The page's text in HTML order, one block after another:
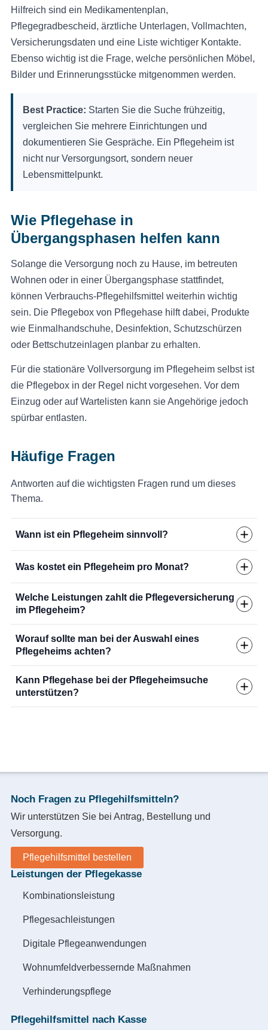
Hilfreich sind ein Medikamentenplan,
Pflegegradbescheid, ärztliche Unterlagen, Vollmachten,
Versicherungsdaten und eine Liste wichtiger Kontakte.
Ebenso wichtig ist die Frage, welche persönlichen Möbel,
Bilder und Erinnerungsstücke mitgenommen werden.
Best Practice: Starten Sie die Suche frühzeitig,
vergleichen Sie mehrere Einrichtungen und
dokumentieren Sie Gespräche. Ein Pflegeheim ist
nicht nur Versorgungsort, sondern neuer
Lebensmittelpunkt.
Wie Pflegehase in
Übergangsphasen helfen kann
Solange die Versorgung noch zu Hause, im betreuten
Wohnen oder in einer Übergangsphase stattfindet,
können Verbrauchs-Pflegehilfsmittel weiterhin wichtig
sein. Die Pflegebox von Pflegehase hilft dabei, Produkte
wie Einmalhandschuhe, Desinfektion, Schutzschürzen
oder Bettschutzeinlagen planbar zu erhalten.
Für die stationäre Vollversorgung im Pflegeheim selbst ist
die Pflegebox in der Regel nicht vorgesehen. Vor dem
Einzug oder auf Wartelisten kann sie Angehörige jedoch
spürbar entlasten.
Häufige Fragen
Antworten auf die wichtigsten Fragen rund um dieses
Thema.
Wann ist ein Pflegeheim sinnvoll?
Was kostet ein Pflegeheim pro Monat?
Welche Leistungen zahlt die Pflegeversicherung
im Pflegeheim?
Worauf sollte man bei der Auswahl eines
Pflegeheims achten?
Kann Pflegehase bei der Pflegeheimsuche
unterstützen?
Noch Fragen zu Pflegehilfsmitteln?
Wir unterstützen Sie bei Antrag, Bestellung und
Versorgung.
Pflegehilfsmittel bestellen
Leistungen der Pflegekasse
Kombinationsleistung
Pflegesachleistungen
Digitale Pflegeanwendungen
Wohnumfeldverbessernde Maßnahmen
Verhinderungspflege
Pflegehilfsmittel nach Kasse